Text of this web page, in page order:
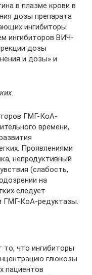
в плазме крови в
дозы препарата
ингибиторы
ингибиторов ВИЧ-
дозы
и дозы» и
ГМГ-КоА-
времени,
Проявлениями
непродуктивный
(слабость,
на
следует
ГМГ-КоА-редуктазы.
что ингибиторы
глюкозы
пациентов